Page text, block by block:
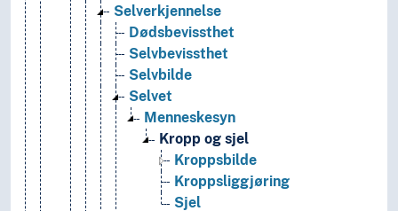
Selverkjennelse
Dødsbevissthet
Selvbevissthet
Selvbilde
Selvet
Menneskesyn
Kropp og sjel
Kroppsbilde
Kroppsliggjøring
Sjel